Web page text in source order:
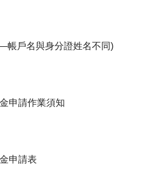
帳戶名與身分證姓名不同)
申請作業須知
申請表